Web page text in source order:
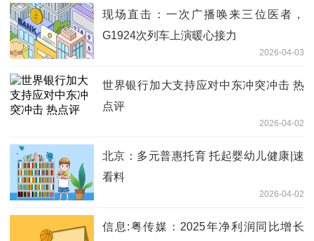
现场直击：一次广播唤来三位医者，
G1924次列车上演暖心接力
2026-04-03
世界银行加大支持应对中东冲突冲击 热
点评
2026-04-02
北京：多元普惠托育 托起婴幼儿健康|速
看料
2026-04-02
信息:粤传媒：2025年净利润同比增长